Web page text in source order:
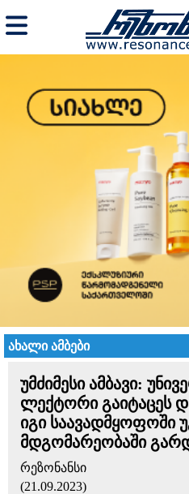
ახალი ამბები
უმძიმესი ამბავი:
ლექტორი გაიტაცეს
იგი საავადმყოფოში
მდგომარეობაში
რეზონანსი
(21.09.2023)